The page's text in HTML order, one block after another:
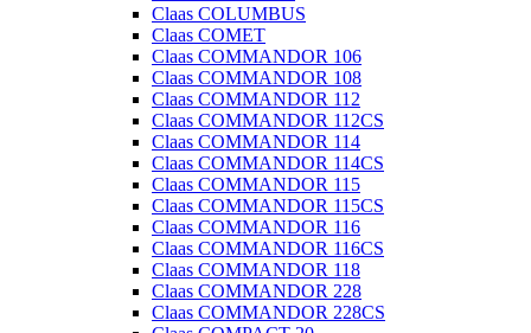
Claas COLUMBUS
Claas COMET
Claas COMMANDOR 106
Claas COMMANDOR 108
Claas COMMANDOR 112
Claas COMMANDOR 112CS
Claas COMMANDOR 114
Claas COMMANDOR 114CS
Claas COMMANDOR 115
Claas COMMANDOR 115CS
Claas COMMANDOR 116
Claas COMMANDOR 116CS
Claas COMMANDOR 118
Claas COMMANDOR 228
Claas COMMANDOR 228CS